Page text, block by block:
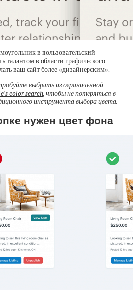
в пользовательский
талантом в области графического
ваш сайт более «дизайнерским».
выбрать из ограниченной
color search, чтобы не потеряться в
инструмента выбора цвета.
нужен цвет фона